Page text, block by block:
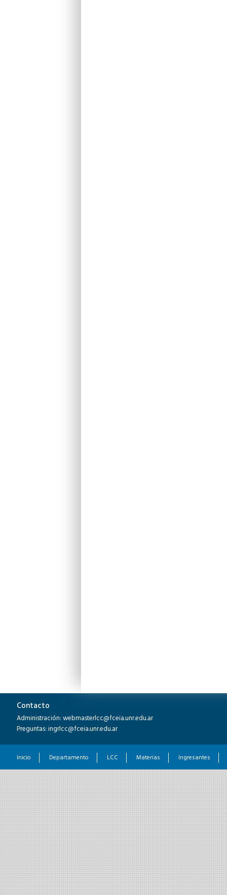
Contacto
Administración: webmasterlcc@fceia.unr.edu.ar
Preguntas: ingrlcc@fceia.unr.edu.ar
Inicio Departamento LCC Materias Ingresantes